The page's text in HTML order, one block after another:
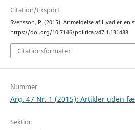
Citation/Eksport
Svensson, P. (2015). Anmeldelse af Hvad er en
https://doi.org/10.7146/politica.v47i1.131488
Citationsformater
Nummer
Årg. 47 Nr. 1 (2015): Artikler uden
Sektion